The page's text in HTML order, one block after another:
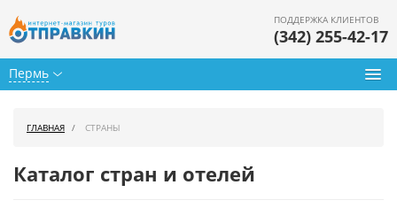
Пермь
ПОДДЕРЖКА КЛИЕНТОВ
(342) 255-42-17
ГЛАВНАЯ СТРАНЫ
Каталог стран и отелей